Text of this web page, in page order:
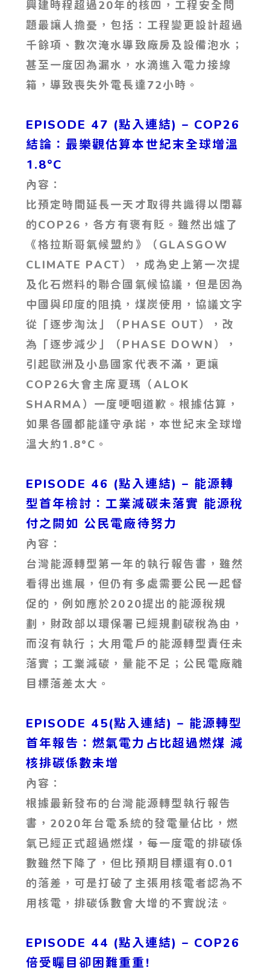
興建時程超過20年的核四，工程安全問
題最讓人擔憂，包括：工程變更設計超過
千餘項、數次淹水導致廠房及設備泡水；
甚至一度因為漏水，水滴進入電力接線
箱，導致喪失外電長達72小時。
EPISODE 47 (點入連結) – COP26
結論：最樂觀估算本世紀末全球增溫
1.8°C
內容：
比預定時間延長一天才取得共識得以閉幕
的COP26，各方有褒有貶。雖然出爐了
《格拉斯哥氣候盟約》（GLASGOW
CLIMATE PACT），成為史上第一次提
及化石燃料的聯合國氣候協議，但是因為
中國與印度的阻撓，煤炭使用，協議文字
從「逐步淘汰」（PHASE OUT），改
為「逐步減少」（PHASE DOWN），
引起歐洲及小島國家代表不滿，更讓
COP26大會主席夏瑪（ALOK
SHARMA）一度哽咽道歉。根據估算，
如果各國都能謹守承諾，本世紀末全球增
溫大約1.8°C。
EPISODE 46 (點入連結) – 能源轉
型首年檢討：工業減碳未落實 能源稅
付之闕如 公民電廠待努力
內容：
台灣能源轉型第一年的執行報告書，雖然
看得出進展，但仍有多處需要公民一起督
促的，例如應於2020提出的能源稅規
劃，財政部以環保署已經規劃碳稅為由，
而沒有執行；大用電戶的能源轉型責任未
落實；工業減碳，量能不足；公民電廠離
目標落差太大。
EPISODE 45(點入連結) – 能源轉型
首年報告：燃氣電力占比超過燃煤 減
核排碳係數未增
內容：
根據最新發布的台灣能源轉型執行報告
書，2020年台電系統的發電量佔比，燃
氣已經正式超過燃煤，每一度電的排碳係
數雖然下降了，但比預期目標還有0.01
的落差，可是打破了主張用核電者認為不
用核電，排碳係數會大增的不實說法。
EPISODE 44 (點入連結) – COP26
倍受矚目卻困難重重!